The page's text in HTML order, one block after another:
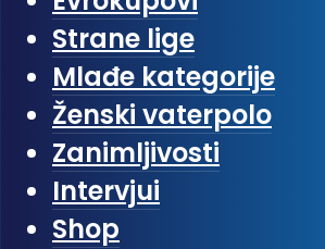
Strane lige
Mlađe kategorije
Ženski vaterpolo
Zanimljivosti
Intervjui
Shop